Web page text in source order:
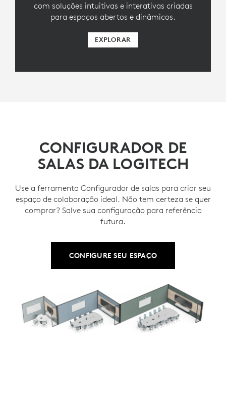
com soluções intuitivas e interativas criadas
para espaços abertos e dinâmicos.
EXPLORAR
CONFIGURADOR DE
SALAS DA LOGITECH
Use a ferramenta Configurador de salas para criar seu
espaço de colaboração ideal. Não tem certeza se quer
comprar? Salve sua configuração para referência
futura.
CONFIGURE SEU ESPAÇO